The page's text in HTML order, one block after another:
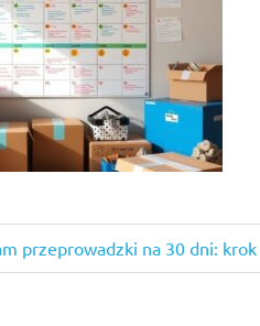
przeprowadzki na 30 dni: